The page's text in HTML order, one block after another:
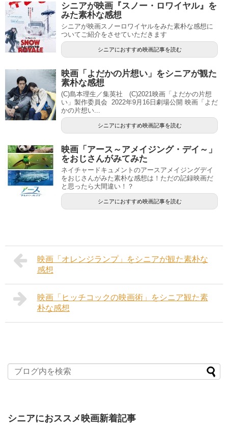
シニアが映画『スノー・ロワイヤル』を
みた素朴な感想
シニアが映画スノーロワイヤルをみた素朴な感想に
ついてご紹介をさせていただきます
シニアにおすすめ映画記事を読む
映画「よだかの片想い」をシニアが観た
素朴な感想
(C)島本理生／集英社 (C)2021映画「よだかの片想
い」製作委員会 2022年9月16日劇場公開 映画「よだ
かの片想い...
シニアにおすすめ映画記事を読む
映画「アース～アメイジング・デイ～」
をおじさんがみてみた
ネイチャードキュメントのアースアメイジングデイ
をおじさんがみた素朴な感想は！ただの記録映画だ
と思ったら大間違い！？
シニアにおすすめ映画記事を読む
映画「オレンジランプ」をシニアが観た素朴な
感想
映画「ヒッチコックの映画術」をシニア観た素
朴な感想
シニアにおススメ映画新着記事